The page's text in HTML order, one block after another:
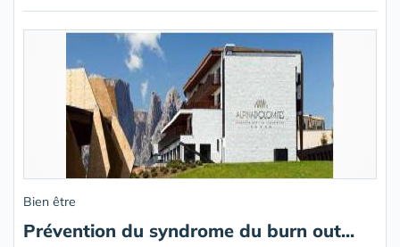
Bien être
Prévention du syndrome du burn out...